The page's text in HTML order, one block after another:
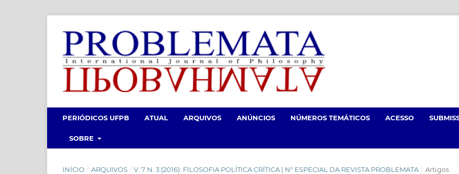
PERIÓDICOS UFPB ATUAL ARQUIVOS ANÚNCIOS NÚMEROS TEMÁTICOS ACESSO
SOBRE
INÍCIO / ARQUIVOS / V. 7 N. 3 (2016): FILOSOFIA POLÍTICA CRÍTICA | N° ESPECIAL DA REVISTA PROBLEMATA / Artigos